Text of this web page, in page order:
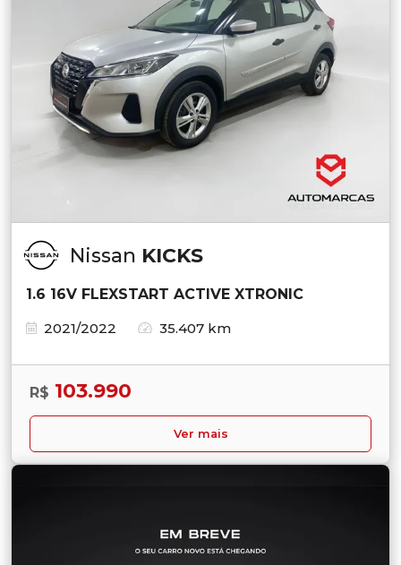
Nissan KICKS
1.6 16V FLEXSTART ACTIVE XTRONIC
2021/2022
35.407 km
R$ 103.990
Ver mais